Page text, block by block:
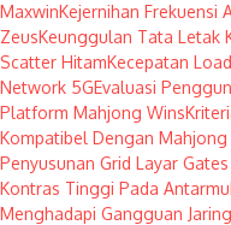
MaxwinKejernihan Frekuensi
ZeusKeunggulan Tata Letak
Scatter HitamKecepatan
Network 5GEvaluasi
Platform Mahjong Wins
Kompatibel Dengan Mahjong
Penyusunan Grid Layar
Kontras Tinggi Pada
Menghadapi Gangguan